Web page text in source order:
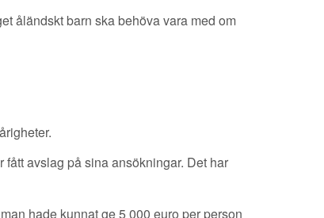
åländskt barn ska behöva vara med om
avslag på sina ansökningar. Det har
hade kunnat ge 5 000 euro per person